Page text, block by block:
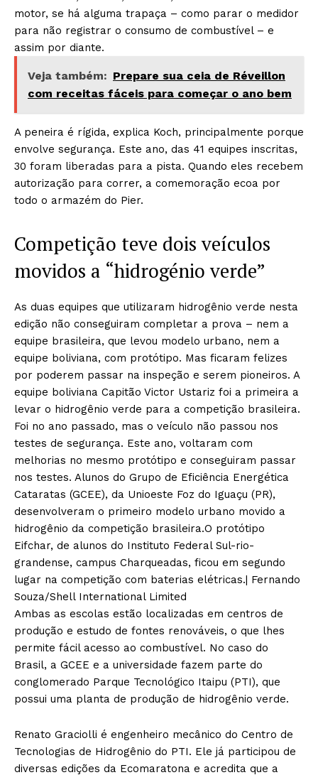
motor, se há alguma trapaça – como parar o medidor
para não registrar o consumo de combustível – e
assim por diante.
Veja também: Prepare sua ceia de Réveillon
com receitas fáceis para começar o ano bem
A peneira é rígida, explica Koch, principalmente porque
envolve segurança. Este ano, das 41 equipes inscritas,
30 foram liberadas para a pista. Quando eles recebem
autorização para correr, a comemoração ecoa por
todo o armazém do Pier.
Competição teve dois veículos
movidos a “hidrogénio verde”
As duas equipes que utilizaram hidrogênio verde nesta
edição não conseguiram completar a prova – nem a
equipe brasileira, que levou modelo urbano, nem a
equipe boliviana, com protótipo. Mas ficaram felizes
por poderem passar na inspeção e serem pioneiros. A
equipe boliviana Capitão Victor Ustariz foi a primeira a
levar o hidrogênio verde para a competição brasileira.
Foi no ano passado, mas o veículo não passou nos
testes de segurança. Este ano, voltaram com
melhorias no mesmo protótipo e conseguiram passar
nos testes. Alunos do Grupo de Eficiência Energética
Cataratas (GCEE), da Unioeste Foz do Iguaçu (PR),
desenvolveram o primeiro modelo urbano movido a
hidrogênio da competição brasileira.O protótipo
Eifchar, de alunos do Instituto Federal Sul-rio-
grandense, campus Charqueadas, ficou em segundo
lugar na competição com baterias elétricas.| Fernando
Souza/Shell International Limited
Ambas as escolas estão localizadas em centros de
produção e estudo de fontes renováveis, o que lhes
permite fácil acesso ao combustível. No caso do
Brasil, a GCEE e a universidade fazem parte do
conglomerado Parque Tecnológico Itaipu (PTI), que
possui uma planta de produção de hidrogênio verde.
Renato Graciolli é engenheiro mecânico do Centro de
Tecnologias de Hidrogênio do PTI. Ele já participou de
diversas edições da Ecomaratona e acredita que a